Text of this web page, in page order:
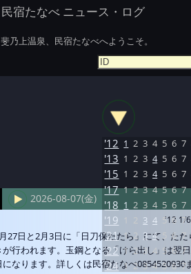
民宿たなべ ニュース・ログ
斐乃上温泉、民宿たなべへようこそ。
2026-08-07(金)
'12 1/
27日と2月3日に「日刀保たたら」にて、たた
が行われます。玉鋼となる「けら出し」は翌
になります。詳しくは民宿たなべ0854520930
'12 1 2 3 4 5 6 7
'13 1 2 3 4 5 6 7
'15 1 2 3 4 5 6 7
'17 1 2 3 4 5 6 7
'18 1 2 3 4 5 6 7
'19 1 2 3 4 5 6 7
'21 1 2 3 4 5 6 7
'22 1 2 3 4 5 6 7
'24 1 2 3 4 5 6 7